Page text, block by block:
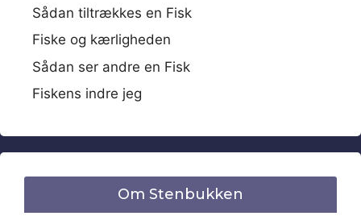
Sådan tiltrækkes en Fisk
Fiske og kærligheden
Sådan ser andre en Fisk
Fiskens indre jeg
Om Stenbukken